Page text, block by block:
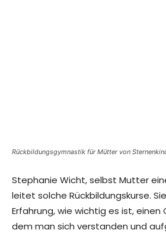
Rückbildungsgymnastik für Mütter von
Stephanie Wicht, selbst Mutter
leitet solche Rückbildungskurse.
Erfahrung, wie wichtig es ist, einen
dem man sich verstanden und